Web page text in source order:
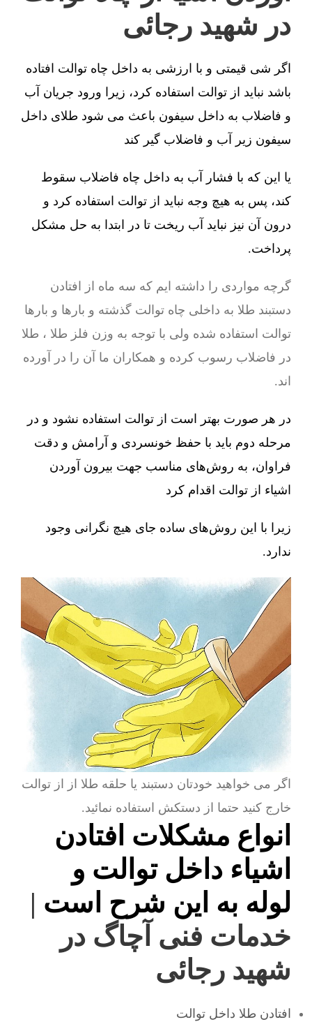
در شهید رجائی
اگر شی قیمتی و با ارزشی به داخل چاه توالت افتاده
باشد نباید از توالت استفاده کرد، زیرا ورود جریان آب
و فاضلاب به داخل سیفون باعث می شود طلای داخل
سیفون زیر آب و فاضلاب گیر کند
یا این که با فشار آب به داخل چاه فاضلاب سقوط
کند، پس به هیچ وجه نباید از توالت استفاده کرد و
درون آن نیز نباید آب ریخت تا در ابتدا به حل مشکل
پرداخت.
گرچه مواردی را داشته ایم که سه ماه از افتادن
دستبند طلا به داخلی چاه توالت گذشته و بارها و بارها
توالت استفاده شده ولی با توجه به وزن فلز طلا ، طلا
در فاضلاب رسوب کرده و همکاران ما آن را در آورده
اند.
در هر صورت بهتر است از توالت استفاده نشود و در
مرحله دوم باید با حفظ خونسردی و آرامش و دقت
فراوان، به روش‌های مناسب جهت بیرون آوردن
اشیاء از توالت اقدام کرد
زیرا با این روش‌های ساده جای هیچ نگرانی وجود
ندارد.
اگر می خواهید خودتان دستبند یا حلقه طلا از از توالت
خارج کنید حتما از دستکش استفاده نمائید.
انواع مشکلات افتادن
اشیاء داخل توالت و
لوله به این شرح است |
خدمات فنی آچاگ در
شهید رجائی
افتادن طلا داخل توالت